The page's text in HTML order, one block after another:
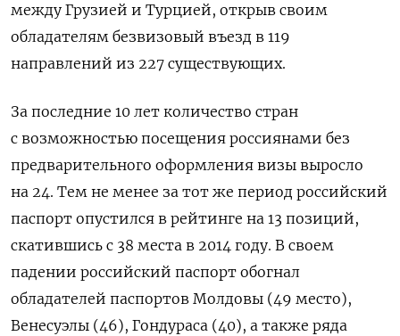
между Грузией и Турцией, открыв своим
обладателям безвизовый въезд в 119
направлений из 227 существующих.
За последние 10 лет количество стран
с возможностью посещения россиянами без
предварительного оформления визы выросло
на 24. Тем не менее за тот же период российский
паспорт опустился в рейтинге на 13 позиций,
скатившись с 38 места в 2014 году. В своем
падении российский паспорт обогнал
обладателей паспортов Молдовы (49 место),
Венесуэлы (46), Гондураса (40), а также ряда